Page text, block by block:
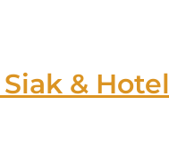
& Hotel